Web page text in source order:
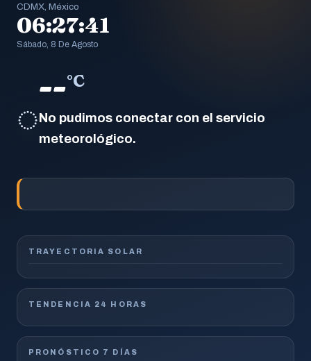
CDMX, México
06:27:41
Sábado, 8 De Agosto
◌
--°C
No pudimos conectar con el servicio
meteorológico.
TRAYECTORIA SOLAR
TENDENCIA 24 HORAS
PRONÓSTICO 7 DÍAS